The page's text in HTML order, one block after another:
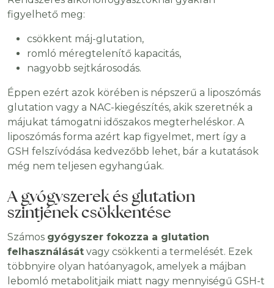
figyelhető meg:
csökkent máj-glutation,
romló méregtelenítő kapacitás,
nagyobb sejtkárosodás.
Éppen ezért azok körében is népszerű a liposzómás
glutation vagy a NAC-kiegészítés, akik szeretnék a
májukat támogatni időszakos megterheléskor. A
liposzómás forma azért kap figyelmet, mert így a
GSH felszívódása kedvezőbb lehet, bár a kutatások
még nem teljesen egyhangúak.
A gyógyszerek és glutation
szintjének csökkentése
Számos gyógyszer fokozza a glutation
felhasználását vagy csökkenti a termelését. Ezek
többnyire olyan hatóanyagok, amelyek a májban
lebomló metabolitjaik miatt nagy mennyiségű GSH-t